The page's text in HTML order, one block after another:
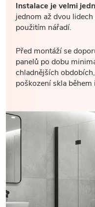
Instalace je velmi
jednom až dvou
použitím nářadí.
Před montáží se
panelů po dobu
chladnějších
poškození skla během